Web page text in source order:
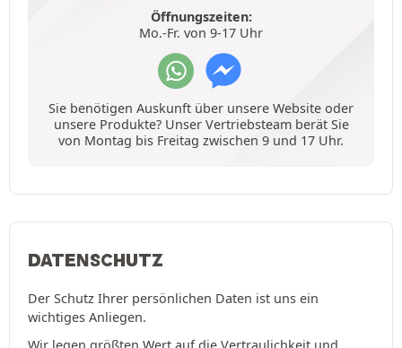
Öffnungszeiten:
Mo.-Fr. von 9-17 Uhr
Sie benötigen Auskunft über unsere Website oder
unsere Produkte? Unser Vertriebsteam berät Sie
von Montag bis Freitag zwischen 9 und 17 Uhr.
DATENSCHUTZ
Der Schutz Ihrer persönlichen Daten ist uns ein
wichtiges Anliegen.
Wir legen größten Wert auf die Vertraulichkeit und